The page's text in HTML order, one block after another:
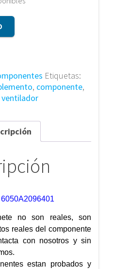
Etiquetas:
, componente,
ventilador
no son reales, son
reales del componente
con nosotros y sin
estan probados y